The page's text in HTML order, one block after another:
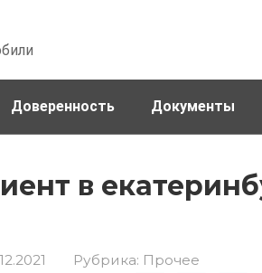
Доверенность Документы
в
Рубрика: Прочее